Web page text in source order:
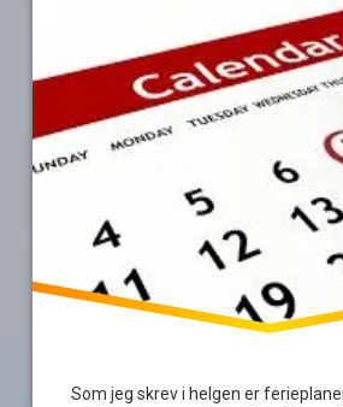
Som jeg skrev i helgen er